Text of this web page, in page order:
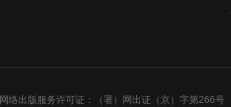
网络出版服务许可证：（署）网出证（京）字第266号